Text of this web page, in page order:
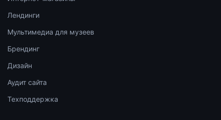
Лендинги
Мультимедиа для музеев
Брендинг
Дизайн
Аудит сайта
Техподдержка